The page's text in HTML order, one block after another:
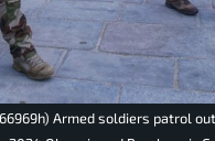
Armed soldiers patrol